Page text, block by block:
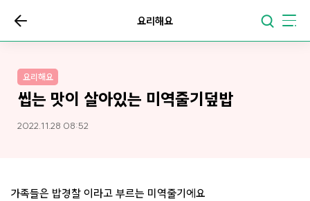
요리해요
요리해요
씹는 맛이 살아있는 미역줄기덮밥
2022.11.28 08:52
가족들은 밥경찰 이라고 부르는 미역줄기에요